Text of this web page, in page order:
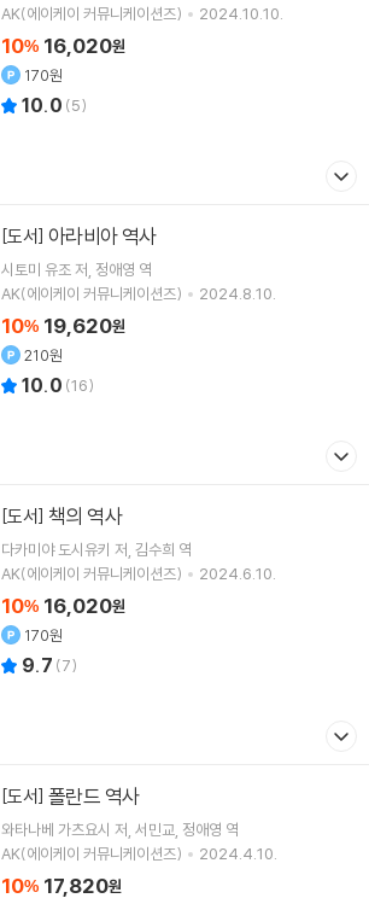
AK(에이케이 커뮤니케이션즈)
2024.10.10.
10% 16,020원
170원
10.0 (5)
[도서] 아라비아 역사
시토미 유조 저 정애영 역
AK(에이케이 커뮤니케이션즈)
2024.8.10.
10% 19,620원
210원
10.0 (16)
[도서] 책의 역사
다카미야 도시유키 저 김수희 역
AK(에이케이 커뮤니케이션즈)
2024.6.10.
10% 16,020원
170원
9.7 (7)
[도서] 폴란드 역사
와타나베 가츠요시 저 서민교 정애영 역
AK(에이케이 커뮤니케이션즈)
2024.4.10.
10% 17,820원